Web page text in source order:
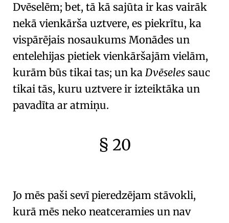
Dvēselēm; bet, tā kā sajūta ir kas vairāk
nekā vienkārša uztvere, es piekrītu, ka
vispārējais nosaukums Monādes un
entelehijas pietiek vienkāršajām vielām,
kurām būs tikai tas; un ka Dvēseles sauc
tikai tās, kuru uztvere ir izteiktāka un
pavadīta ar atmiņu.
§ 20
Jo mēs paši sevī pieredzējam stāvokli,
kurā mēs neko neatceramies un nav